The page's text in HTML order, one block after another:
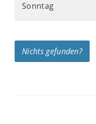
Sonntag
Nichts gefunden?